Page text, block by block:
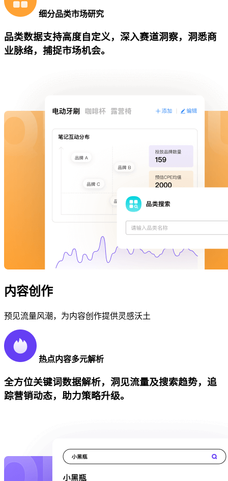
细分品类市场研究
品类数据支持高度自定义，深入赛道洞察，洞悉商
业脉络，捕捉市场机会。
内容创作
预见流量风潮，为内容创作提供灵感沃土
热点内容多元解析
全方位关键词数据解析，洞见流量及搜索趋势，追
踪营销动态，助力策略升级。